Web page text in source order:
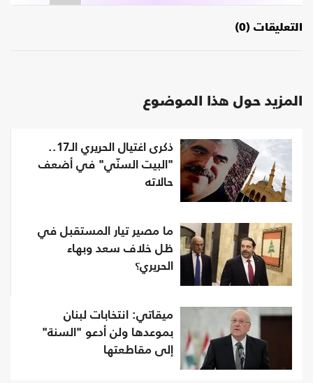
التعليقات (0)
المزيد حول هذا الموضوع
ذكرى اغتيال الحريري الـ17..
"البيت السنّي" في أضعف
حالاته
ما مصير تيار المستقبل في
ظل خلاف سعد وبهاء
الحريري؟
ميقاتي: انتخابات لبنان
بموعدها ولن أدعو "السنة"
إلى مقاطعتها